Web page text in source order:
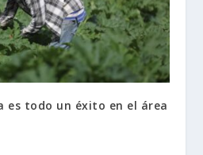
es todo un éxito en el área